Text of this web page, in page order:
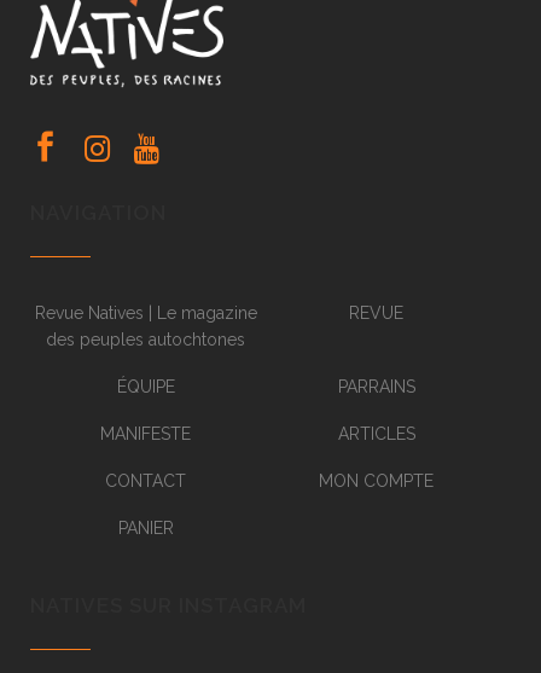
Revue Natives | Le magazine
des peuples autochtones
REVUE
ÉQUIPE PARRAINS
MANIFESTE ARTICLES
CONTACT MON COMPTE
PANIER